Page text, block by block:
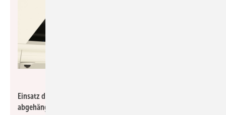
Einsatz des Metz Connect Kabelverbinders Class E
abgehängten Decke.